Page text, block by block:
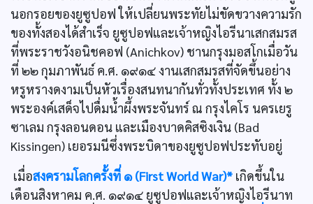
นอกรอยของยูซูปอฟ ให้เปลี่ยนพระทัยไม่ขัดขวางความรัก
ของทั้งสองได้สำเร็จ ยูซูปอฟและเจ้าหญิงไอรีนาเสกสมรส
ที่พระราชวังอนิชคอฟ (Anichkov) ชานกรุงมอสโกเมื่อวัน
ที่ ๒๒ กุมภาพันธ์ ค.ศ. ๑๙๑๔ งานเสกสมรสที่จัดขึ้นอย่าง
หรูหรางดงามเป็นหัวเรื่องสนทนากันทั่วทั้งประเทศ ทั้ง ๒
พระองค์เสด็จไปดื่มน้ำผึ้งพระจันทร์ ณ กรุงไคโร นครเยรู
ซาเลม กรุงลอนดอน และเมืองบาดคิสซิงเงิน (Bad
Kissingen) เยอรมนีซึ่งพระบิดาของยูซูปอฟประทับอยู่
เมื่อสงครามโลกครั้งที่ ๑ (First World War)* เกิดขึ้นใน
เดือนสิงหาคม ค.ศ. ๑๙๑๔ ยูซูปอฟและเจ้าหญิงไอรีนาท